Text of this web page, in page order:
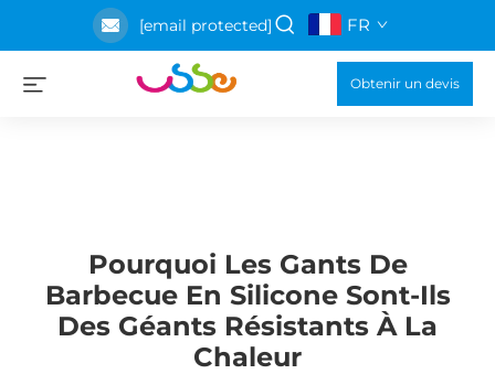
[email protected] FR
Obtenir un devis
Pourquoi Les Gants De
Barbecue En Silicone Sont-Ils
Des Géants Résistants À La
Chaleur